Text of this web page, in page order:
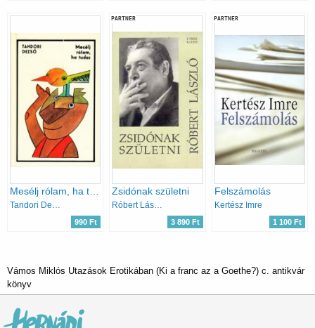
Mesélj rólam, ha tudsz
Tandori Dezső
990 Ft
PARTNER
Zsidónak születni
Róbert László
3 890 Ft
PARTNER
Felszámolás
Kertész Imre
1 100 Ft
Vámos Miklós Utazások Erotikában (Ki a franc az a Goethe?) c. antikvár
könyv